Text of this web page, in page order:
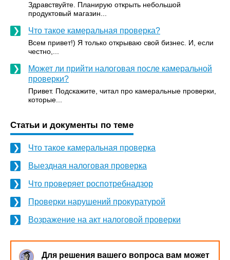
Здравствуйте. Планирую открыть небольшой
продуктовый магазин...
Что такое камеральная проверка?
Всем привет!) Я только открываю свой бизнес. И, если
честно,...
Может ли прийти налоговая после камеральной
проверки?
Привет. Подскажите, читал про камеральные проверки,
которые...
Статьи и документы по теме
Что такое камеральная проверка
Выездная налоговая проверка
Что проверяет роспотребнадзор
Проверки нарушений прокуратурой
Возражение на акт налоговой проверки
Для решения вашего вопроса вам может